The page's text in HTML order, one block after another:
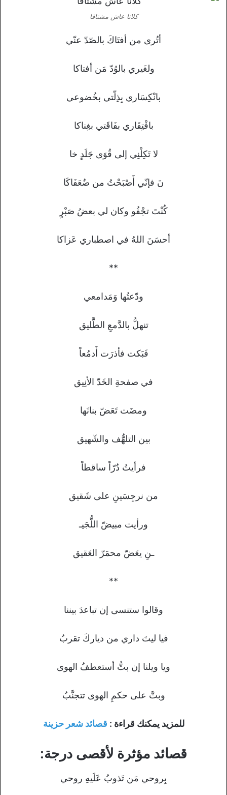
كلانا عاش مشتاقا
أتُرى من أفتَاكَ بالصّدّ عنّي
ولغَيري بالوُدّ مَن أفتاكا
بانْكِسَاري بِذِلّتي بخُضوعي
بافْتِقَاري بفَاقَتي بغِناكا
لا تَكِلْنِي إلى قُوَى جَلَدٍ خا
نَ فإنّي أَصْبَحْتُ من ضُعَفَاكَا
كُنْتَ تجْفُو وكان لي بعضُ صَبْرٍ
أحسَنَ اللهُ في اصطباري عَزاكا
**
ودّعتُها وَمَدامعي
تنهلُّ بالدَّمعِ الطَّليق
فَبَكت فأذرَت أَدمُعاً
في صفحةِ الخَدّ الأنِيق
ومضَت تَعَضّ بنانَها
بين التلهُّف والشّهيق
فرأيتُ دُرّاً ساقطاً
من نرجِسَينِ على شَقيق
ورأيت مبيضّ اللُّجَيـ
ـنِ يعَضّ محمَرّ العَقيق
**
وقالوا ستنسى إن تباعدَ بيننا
فيا ليتَ داري من دياركَ تقربُ
ويا ويلنا إن بتُّ أستعطفُ الهوى
وبتَّ على حكمِ الهوى تتجنَّبُ
للمزيد يمكنك قراءة : قصائد شعر حزينة
قصائد مؤثرة لأقصى درجة:
بِروحي مَن تَذوبُ عَلَيهِ روحي